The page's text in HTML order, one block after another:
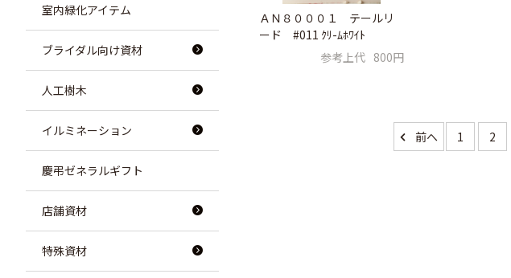
ＡＮ８０００１ テールリ
ード #011 ｸﾘ-ﾑﾎﾜｲﾄ
参考上代 800円
1 2
室内緑化アイテム
ブライダル向け資材
人工樹木
イルミネーション
慶弔ゼネラルギフト
店舗資材
特殊資材